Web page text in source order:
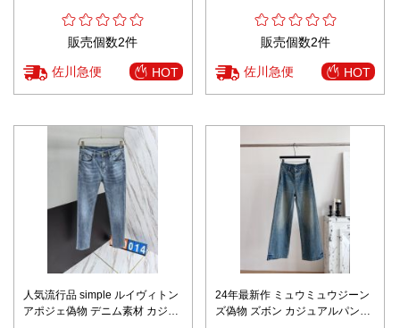
販売個数2件
佐川急便 HOT
販売個数2件
佐川急便 HOT
人気流行品 simple ルイヴィトン
アポジェ偽物 デニム素材 カジュ
24年最新作 ミュウミュウジーン
ズ偽物 ズボン カジュアルパンツ